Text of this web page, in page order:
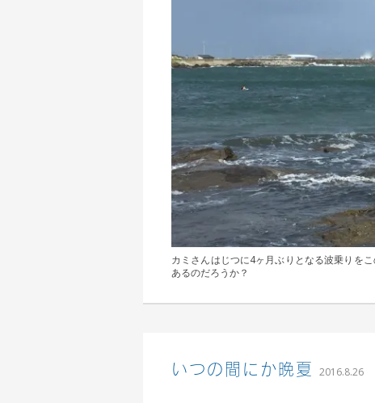
カミさんはじつに4ヶ月ぶりとなる波乗りを
あるのだろうか？
いつの間にか晩夏 2016.8.26